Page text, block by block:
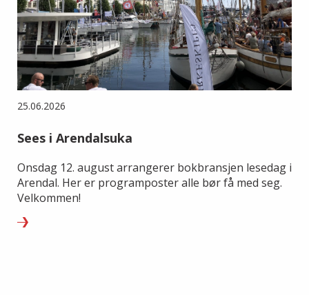
25.06.2026
Sees i Arendalsuka
Onsdag 12. august arrangerer bokbransjen lesedag i
Arendal. Her er programposter alle bør få med seg.
Velkommen!